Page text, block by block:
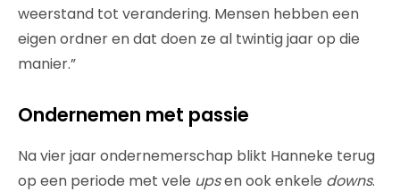
weerstand tot verandering. Mensen hebben een
eigen ordner en dat doen ze al twintig jaar op die
manier.”
Ondernemen met passie
Na vier jaar ondernemerschap blikt Hanneke terug
op een periode met vele upsen ook enkele downs.